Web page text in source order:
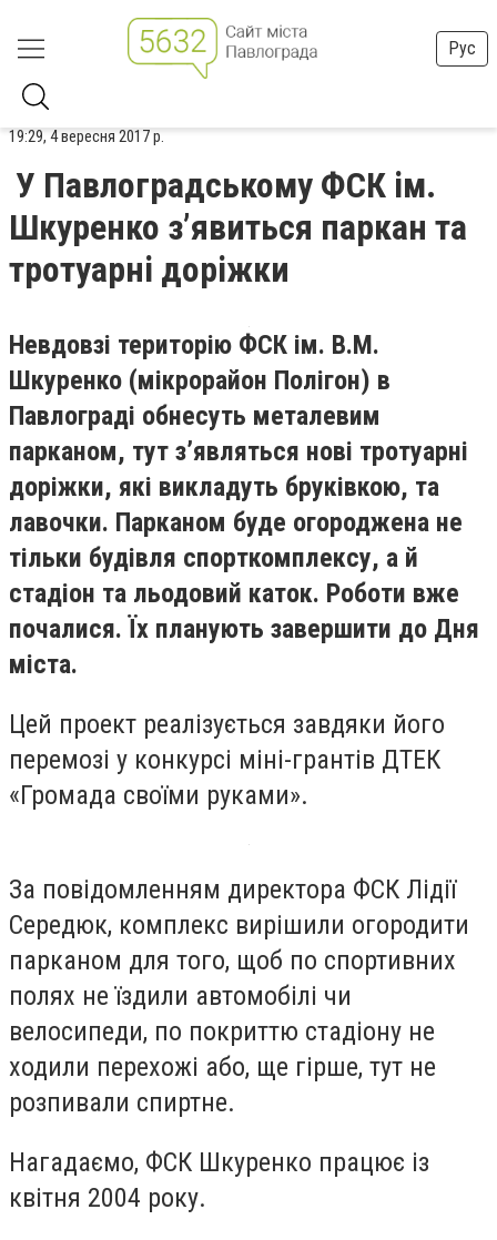
Рус
19:29, 4 вересня 2017 р.
У Павлоградському ФСК ім.
Шкуренко з’явиться паркан та
тротуарні доріжки
Невдовзі територію ФСК ім. В.М.
Шкуренко (мікрорайон Полігон) в
Павлограді обнесуть металевим
парканом, тут з’являться нові тротуарні
доріжки, які викладуть бруківкою, та
лавочки. Парканом буде огороджена не
тільки будівля спорткомплексу, а й
стадіон та льодовий каток. Роботи вже
почалися. Їх планують завершити до Дня
міста.
Цей проект реалізується завдяки його
перемозі у конкурсі міні-грантів ДТЕК
«Громада своїми руками».
За повідомленням директора ФСК Лідії
Середюк, комплекс вирішили огородити
парканом для того, щоб по спортивних
полях не їздили автомобілі чи
велосипеди, по покриттю стадіону не
ходили перехожі або, ще гірше, тут не
розпивали спиртне.
Нагадаємо, ФСК Шкуренко працює із
квітня 2004 року.